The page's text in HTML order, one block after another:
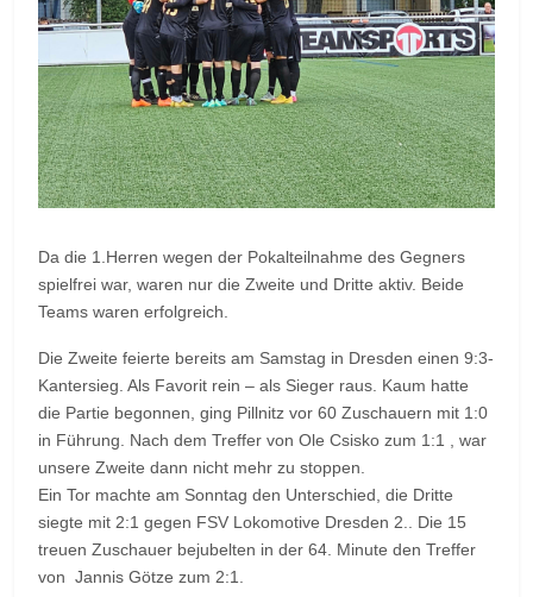
Da die 1.Herren wegen der Pokalteilnahme des Gegners
spielfrei war, waren nur die Zweite und Dritte aktiv. Beide
Teams waren erfolgreich.
Die Zweite feierte bereits am Samstag in Dresden einen 9:3-
Kantersieg. Als Favorit rein – als Sieger raus. Kaum hatte
die Partie begonnen, ging Pillnitz vor 60 Zuschauern mit 1:0
in Führung. Nach dem Treffer von Ole Csisko zum 1:1 , war
unsere Zweite dann nicht mehr zu stoppen.
Ein Tor machte am Sonntag den Unterschied, die Dritte
siegte mit 2:1 gegen FSV Lokomotive Dresden 2.. Die 15
treuen Zuschauer bejubelten in der 64. Minute den Treffer
von Jannis Götze zum 2:1.